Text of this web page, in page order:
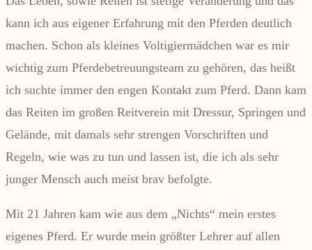
kann ich aus eigener Erfahrung mit den Pferden deutlich
machen. Schon als kleines Voltigiermädchen war es mir
wichtig zum Pferdebetreuungsteam zu gehören, das heißt
ich suchte immer den engen Kontakt zum Pferd. Dann kam
das Reiten im großen Reitverein mit Dressur, Springen und
Gelände, mit damals sehr strengen Vorschriften und
Regeln, wie was zu tun und lassen ist, die ich als sehr
junger Mensch auch meist brav befolgte.
Mit 21 Jahren kam wie aus dem „Nichts“ mein erstes
eigenes Pferd. Er wurde mein größter Lehrer auf allen